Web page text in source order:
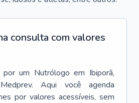
consulta com valores
por um Nutrólogo em Ibiporã,
Aqui você agenda
por valores acessíveis, sem